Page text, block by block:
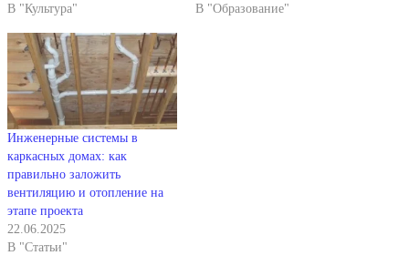
В "Культура"
В "Образование"
Инженерные системы в
каркасных домах: как
правильно заложить
вентиляцию и отопление на
этапе проекта
22.06.2025
В "Статьи"